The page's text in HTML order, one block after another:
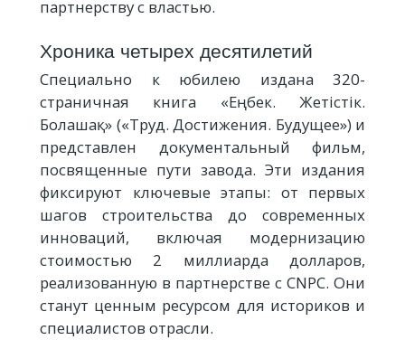
партнерству с властью.
Хроника четырех десятилетий
Специально к юбилею издана 320-
страничная книга «Еңбек. Жетістік.
Болашақ» («Труд. Достижения. Будущее») и
представлен документальный фильм,
посвященные пути завода. Эти издания
фиксируют ключевые этапы: от первых
шагов строительства до современных
инноваций, включая модернизацию
стоимостью 2 миллиарда долларов,
реализованную в партнерстве с CNPC. Они
станут ценным ресурсом для историков и
специалистов отрасли.